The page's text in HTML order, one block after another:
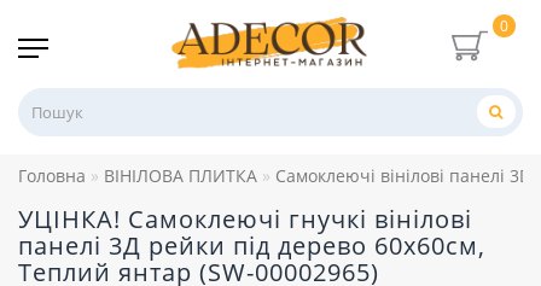
0
Головна ВІНІЛОВА ПЛИТКА Самоклеючі вінілові панелі 3D
УЦІНКА! Самоклеючі гнучкі вінілові
панелі 3Д рейки під дерево 60х60см,
Теплий янтар (SW-00002965)